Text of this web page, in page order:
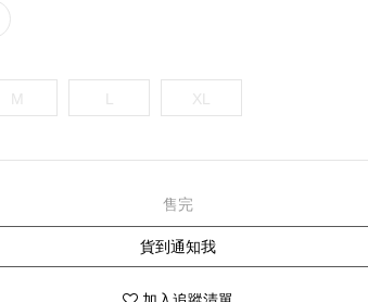
M XL
售完
貨到通知我